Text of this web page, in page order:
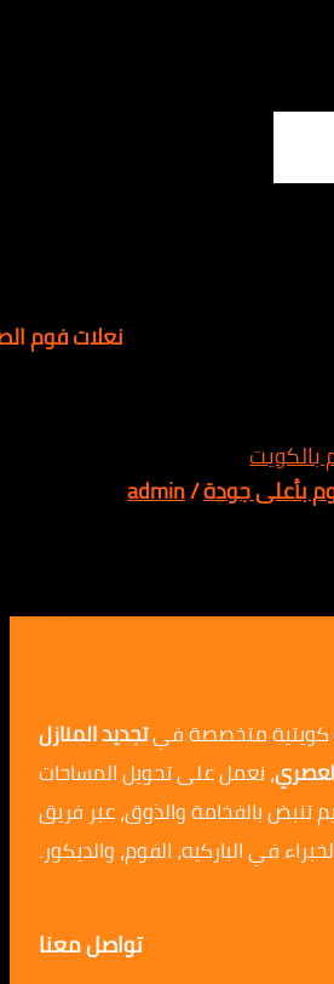
نعلات فوم الصديق
/
admin
فيتجديد المنازل
على تحويل المساحات
والذوق، عبر فريق
الفوم، والديكور.